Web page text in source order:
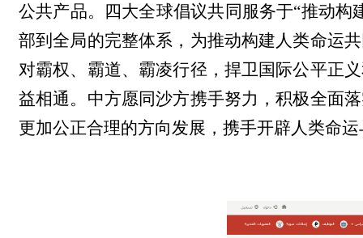
公共产品。四大全球倡议共同服务于“推动
部到全局的完整体系，为推动构建人类命运
对霸权、霸道、霸凌行径，捍卫国际公平正
益相通。中方愿同沙方携手努力，积极全面
更加公正合理的方向发展，携手开辟人类命